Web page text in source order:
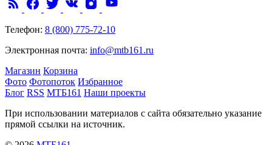
Телефон: 8 (800) 775-72-10
Электронная почта: info@mtb161.ru
Магазин Корзина
Фото Фотопоток Избранное
Блог RSS МТБ161 Наши проекты
При использовании материалов с сайта обязательно указание
прямой ссылки на источник.